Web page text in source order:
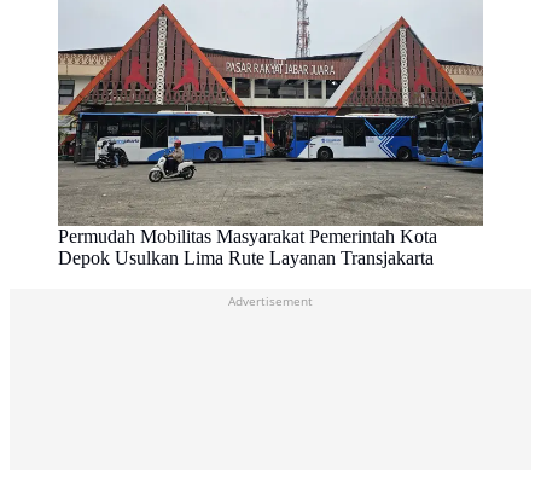
Permudah Mobilitas Masyarakat Pemerintah Kota
Depok Usulkan Lima Rute Layanan Transjakarta
Advertisement